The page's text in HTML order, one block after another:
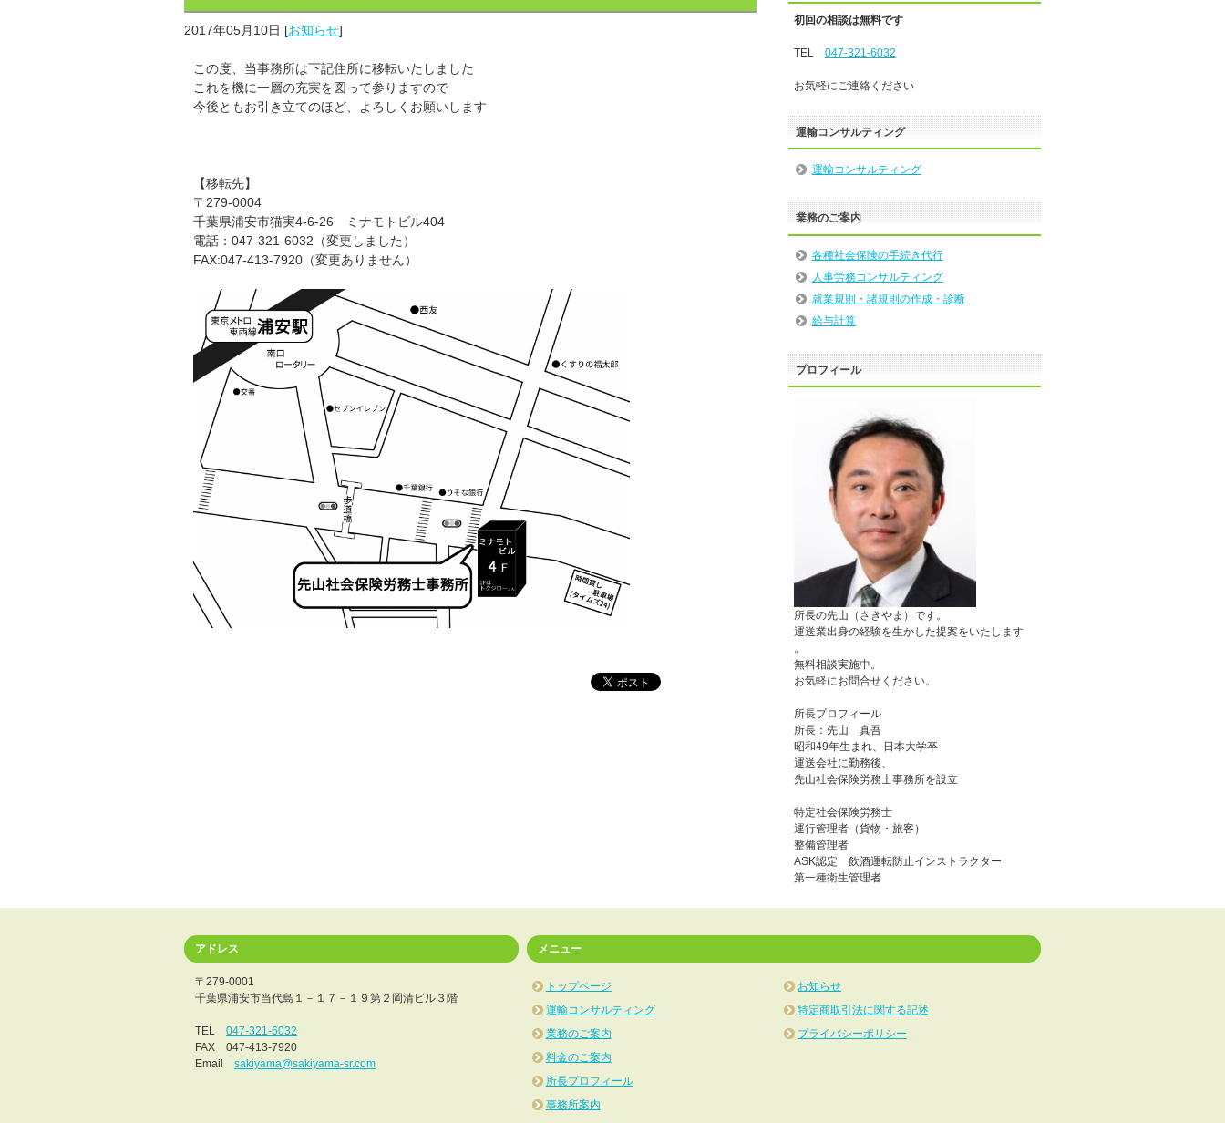
2017年05月10日 [お知らせ]
この度、当事務所は下記住所に移転いたしました
これを機に一層の充実を図って参りますので
今後ともお引き立てのほど、よろしくお願いします
【移転先】
〒279-0004
千葉県浦安市猫実4-6-26 ミナモトビル404
電話：047-321-6032（変更しました）
FAX:047-413-7920（変更ありません）
初回の相談は無料です
TEL 047-321-6032
お気軽にご連絡ください
運輸コンサルティング
運輸コンサルティング
業務のご案内
各種社会保険の手続き代行
人事労務コンサルティング
就業規則・諸規則の作成・診断
給与計算
プロフィール
所長の先山（さきやま）です。
運送業出身の経験を生かした提案をいたします
。
無料相談実施中。
お気軽にお問合せください。
所長プロフィール
所長：先山 真吾
昭和49年生まれ、日本大学卒
運送会社に勤務後、
先山社会保険労務士事務所を設立
特定社会保険労務士
運行管理者（貨物・旅客）
整備管理者
ASK認定 飲酒運転防止インストラクター
第一種衛生管理者
アドレス
〒279-0001
千葉県浦安市当代島１－１７－１９第２岡清ビル３階
TEL 047-321-6032
FAX 047-413-7920
Email sakiyama@sakiyama-sr.com
メニュー
トップページ
運輸コンサルティング
業務のご案内
料金のご案内
所長プロフィール
事務所案内
お知らせ
特定商取引法に関する記述
プライバシーポリシー